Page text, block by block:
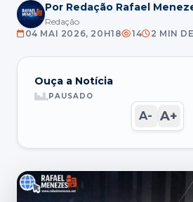
Por Redação Rafael
Redação
04 MAI 2026, 20H18
14 2 MIN
Ouça a Notícia
PAUSADO
A- A+